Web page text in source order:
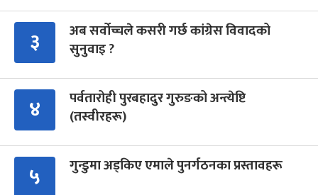
३
अब सर्वोच्चले कसरी गर्छ कांग्रेस विवादको
सुनुवाइ ?
४
पर्वतारोही पुरबहादुर गुरुङको अन्त्येष्टि
(तस्वीरहरू)
५ गुन्डुमा अड्किए एमाले पुनर्गठनका प्रस्तावहरू